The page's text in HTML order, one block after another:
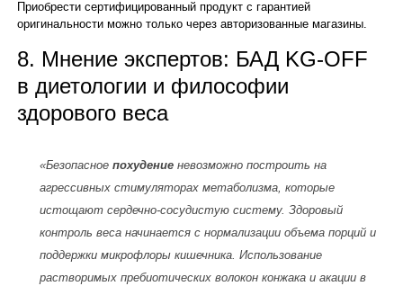
Приобрести сертифицированный продукт с гарантией
оригинальности можно только через авторизованные магазины.
8. Мнение экспертов: БАД KG-OFF
в диетологии и философии
здорового веса
«Безопасноепохудение невозможно построить на
агрессивных стимуляторах метаболизма, которые
истощают сердечно-сосудистую систему. Здоровый
контроль веса начинается с нормализации объема порций и
поддержки микрофлоры кишечника. Использование
растворимых пребиотических волокон конжака и акации в